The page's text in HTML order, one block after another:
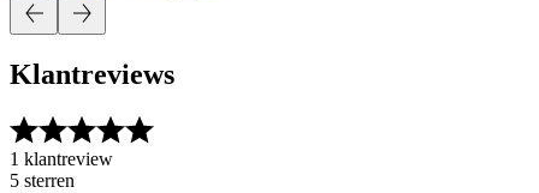
Klantreviews
1 klantreview
5 sterren